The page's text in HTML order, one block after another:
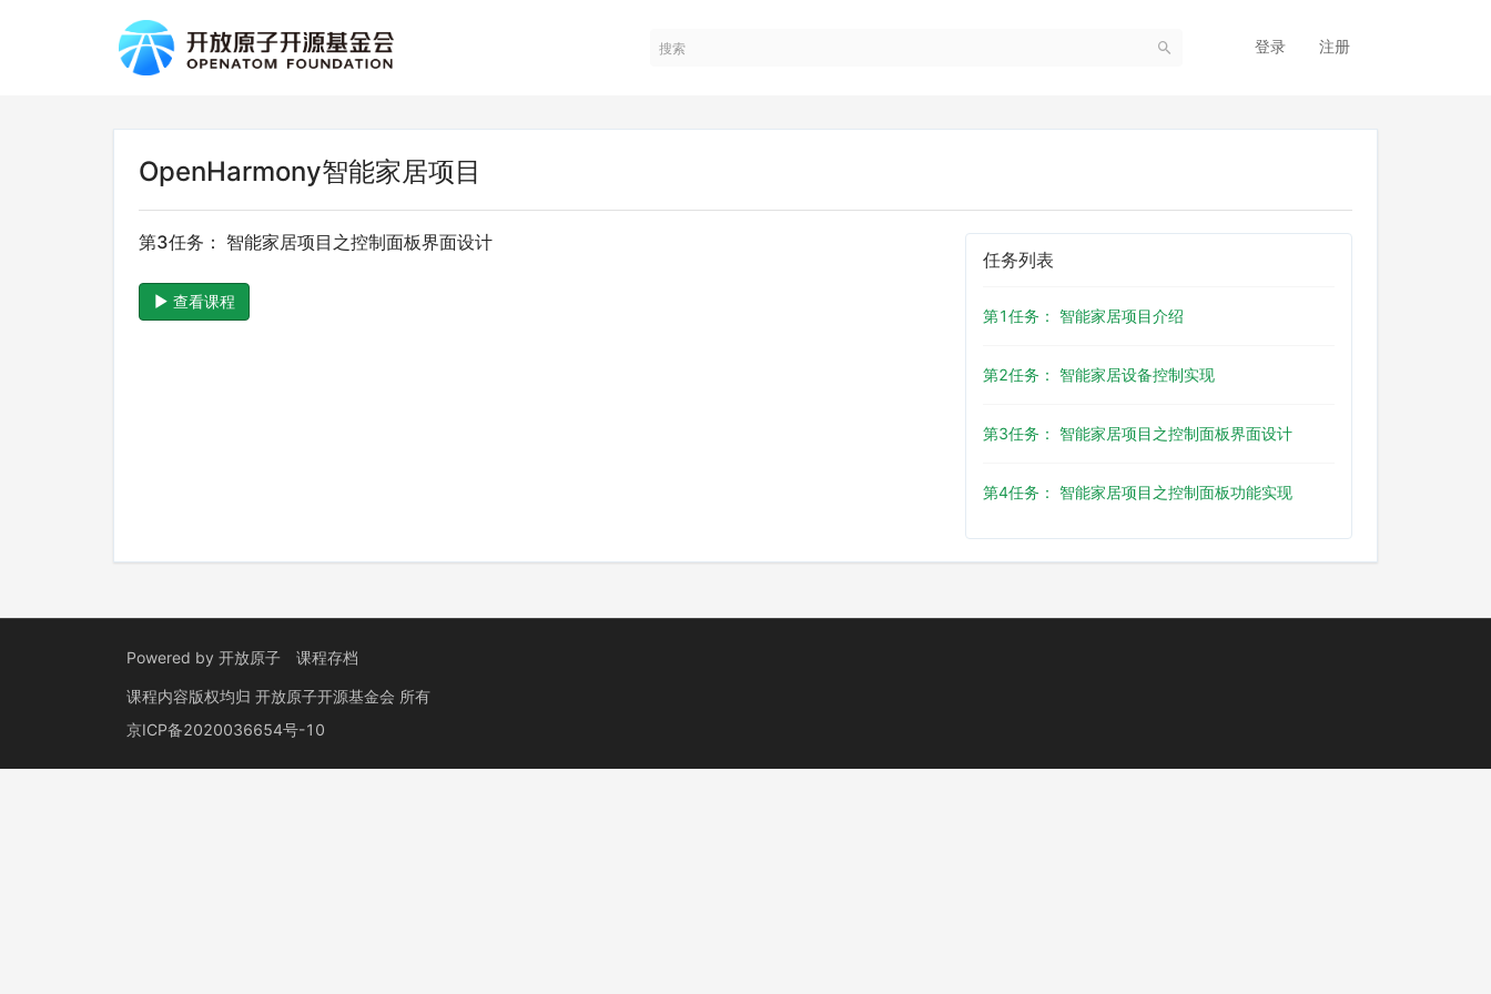
登录 注册
OpenHarmony智能家居项目
第3任务： 智能家居项目之控制面板界面设计
查看课程
任务列表
第1任务： 智能家居项目介绍
第2任务： 智能家居设备控制实现
第3任务： 智能家居项目之控制面板界面设计
第4任务： 智能家居项目之控制面板功能实现
Powered by 开放原子 课程存档
课程内容版权均归 开放原子开源基金会 所有
京ICP备2020036654号-10